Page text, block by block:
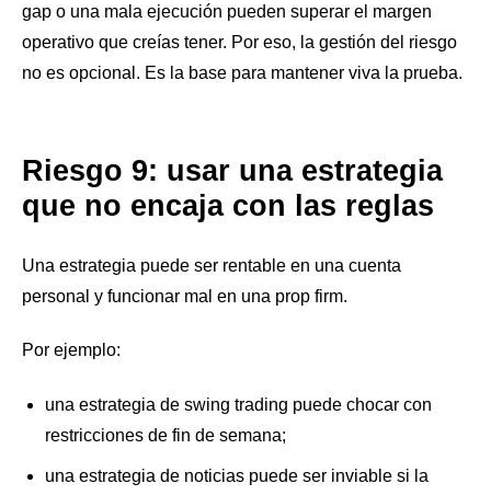
gap o una mala ejecución pueden superar el margen
operativo que creías tener. Por eso, la gestión del riesgo
no es opcional. Es la base para mantener viva la prueba.
Riesgo 9: usar una estrategia
que no encaja con las reglas
Una estrategia puede ser rentable en una cuenta
personal y funcionar mal en una prop firm.
Por ejemplo:
una estrategia de swing trading puede chocar con
restricciones de fin de semana;
una estrategia de noticias puede ser inviable si la